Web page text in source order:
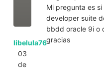
libelula76
03
de
Mi pregunta es
developer suite
bbdd oracle 9i o
gracias